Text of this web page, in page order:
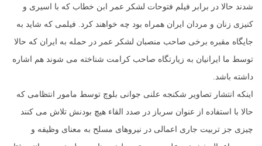
شدند حالا در برابر فیلم فتوحات لشکر عمر ابن خطاب که با اسیری و
کنیزی زنان و مردان ایران همراه بود چه خواهند کرد. فیلمی که شاید به
جایگاه مقبره برخی صاحب منصبان لشکر عمر در حمله به ایران که حالا
توسط ما ایرانیان به زیارتگاه صاحب کرامت شناخته می شوند هم اشاره
داشته باشد.
اینکه انتشار تصاویر شکنجه علنی جوانی بلوچ توسط مامور انتظامی که
حالا با استفاده از عنوان سرباز در صدد القاء هیچ بودنش تلاش می کنند
چیزی جز تربیت جاری اعمالی در نیروهای مسلح به معنای وظیفه و